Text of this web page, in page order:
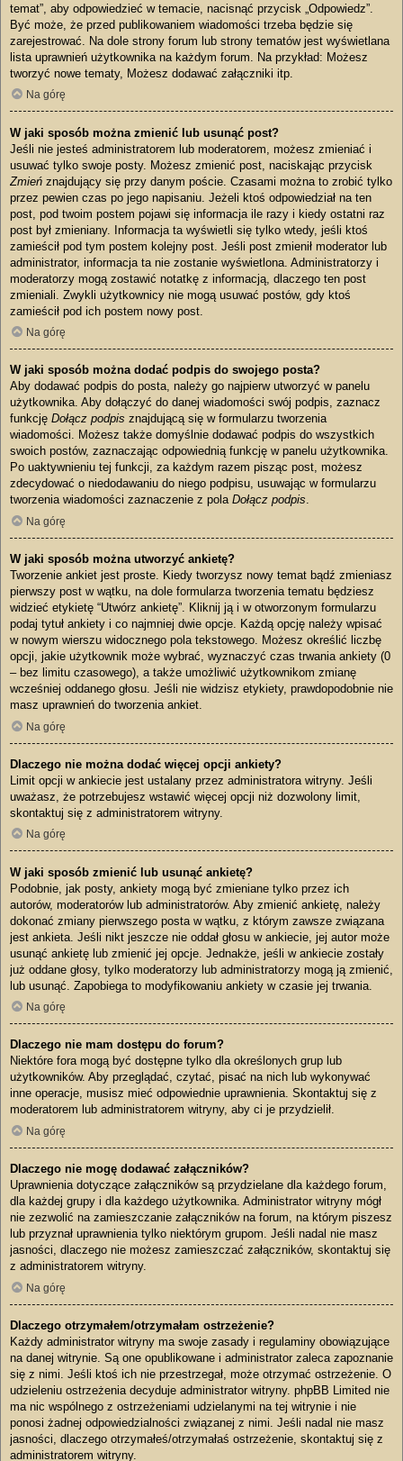
temat”, aby odpowiedzieć w temacie, nacisnąć przycisk „Odpowiedz”.
Być może, że przed publikowaniem wiadomości trzeba będzie się
zarejestrować. Na dole strony forum lub strony tematów jest wyświetlana
lista uprawnień użytkownika na każdym forum. Na przykład: Możesz
tworzyć nowe tematy, Możesz dodawać załączniki itp.
Na górę
W jaki sposób można zmienić lub usunąć post?
Jeśli nie jesteś administratorem lub moderatorem, możesz zmieniać i
usuwać tylko swoje posty. Możesz zmienić post, naciskając przycisk
Zmień znajdujący się przy danym poście. Czasami można to zrobić tylko
przez pewien czas po jego napisaniu. Jeżeli ktoś odpowiedział na ten
post, pod twoim postem pojawi się informacja ile razy i kiedy ostatni raz
post był zmieniany. Informacja ta wyświetli się tylko wtedy, jeśli ktoś
zamieścił pod tym postem kolejny post. Jeśli post zmienił moderator lub
administrator, informacja ta nie zostanie wyświetlona. Administratorzy i
moderatorzy mogą zostawić notatkę z informacją, dlaczego ten post
zmieniali. Zwykli użytkownicy nie mogą usuwać postów, gdy ktoś
zamieścił pod ich postem nowy post.
Na górę
W jaki sposób można dodać podpis do swojego posta?
Aby dodawać podpis do posta, należy go najpierw utworzyć w panelu
użytkownika. Aby dołączyć do danej wiadomości swój podpis, zaznacz
funkcję Dołącz podpis znajdującą się w formularzu tworzenia
wiadomości. Możesz także domyślnie dodawać podpis do wszystkich
swoich postów, zaznaczając odpowiednią funkcję w panelu użytkownika.
Po uaktywnieniu tej funkcji, za każdym razem pisząc post, możesz
zdecydować o niedodawaniu do niego podpisu, usuwając w formularzu
tworzenia wiadomości zaznaczenie z pola Dołącz podpis.
Na górę
W jaki sposób można utworzyć ankietę?
Tworzenie ankiet jest proste. Kiedy tworzysz nowy temat bądź zmieniasz
pierwszy post w wątku, na dole formularza tworzenia tematu będziesz
widzieć etykietę “Utwórz ankietę”. Kliknij ją i w otworzonym formularzu
podaj tytuł ankiety i co najmniej dwie opcje. Każdą opcję należy wpisać
w nowym wierszu widocznego pola tekstowego. Możesz określić liczbę
opcji, jakie użytkownik może wybrać, wyznaczyć czas trwania ankiety (0
– bez limitu czasowego), a także umożliwić użytkownikom zmianę
wcześniej oddanego głosu. Jeśli nie widzisz etykiety, prawdopodobnie nie
masz uprawnień do tworzenia ankiet.
Na górę
Dlaczego nie można dodać więcej opcji ankiety?
Limit opcji w ankiecie jest ustalany przez administratora witryny. Jeśli
uważasz, że potrzebujesz wstawić więcej opcji niż dozwolony limit,
skontaktuj się z administratorem witryny.
Na górę
W jaki sposób zmienić lub usunąć ankietę?
Podobnie, jak posty, ankiety mogą być zmieniane tylko przez ich
autorów, moderatorów lub administratorów. Aby zmienić ankietę, należy
dokonać zmiany pierwszego posta w wątku, z którym zawsze związana
jest ankieta. Jeśli nikt jeszcze nie oddał głosu w ankiecie, jej autor może
usunąć ankietę lub zmienić jej opcje. Jednakże, jeśli w ankiecie zostały
już oddane głosy, tylko moderatorzy lub administratorzy mogą ją zmienić,
lub usunąć. Zapobiega to modyfikowaniu ankiety w czasie jej trwania.
Na górę
Dlaczego nie mam dostępu do forum?
Niektóre fora mogą być dostępne tylko dla określonych grup lub
użytkowników. Aby przeglądać, czytać, pisać na nich lub wykonywać
inne operacje, musisz mieć odpowiednie uprawnienia. Skontaktuj się z
moderatorem lub administratorem witryny, aby ci je przydzielił.
Na górę
Dlaczego nie mogę dodawać załączników?
Uprawnienia dotyczące załączników są przydzielane dla każdego forum,
dla każdej grupy i dla każdego użytkownika. Administrator witryny mógł
nie zezwolić na zamieszczanie załączników na forum, na którym piszesz
lub przyznał uprawnienia tylko niektórym grupom. Jeśli nadal nie masz
jasności, dlaczego nie możesz zamieszczać załączników, skontaktuj się
z administratorem witryny.
Na górę
Dlaczego otrzymałem/otrzymałam ostrzeżenie?
Każdy administrator witryny ma swoje zasady i regulaminy obowiązujące
na danej witrynie. Są one opublikowane i administrator zaleca zapoznanie
się z nimi. Jeśli ktoś ich nie przestrzegał, może otrzymać ostrzeżenie. O
udzieleniu ostrzeżenia decyduje administrator witryny. phpBB Limited nie
ma nic wspólnego z ostrzeżeniami udzielanymi na tej witrynie i nie
ponosi żadnej odpowiedzialności związanej z nimi. Jeśli nadal nie masz
jasności, dlaczego otrzymałeś/otrzymałaś ostrzeżenie, skontaktuj się z
administratorem witryny.